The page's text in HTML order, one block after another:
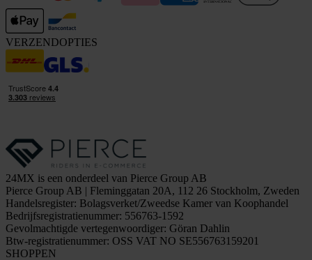
VERZENDOPTIES
24MX is een onderdeel van Pierce Group AB
Pierce Group AB | Fleminggatan 20A, 112 26 Stockholm, Zweden
Handelsregister: Bolagsverket/Zweedse Kamer van Koophandel
Bedrijfsregistratienummer: 556763-1592
Gevolmachtigde vertegenwoordiger: Göran Dahlin
Btw-registratienummer: OSS VAT NO SE556763159201
SHOPPEN